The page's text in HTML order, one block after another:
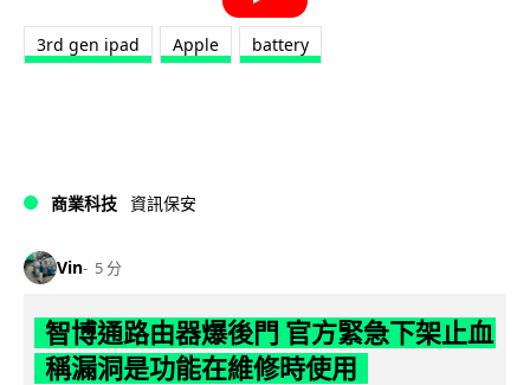
3rd gen ipad Apple battery
商業科技 資訊保安
Vin 5 分
智博通路由器爆後門 官方緊急下架止血
稱漏洞是功能在維修時使用